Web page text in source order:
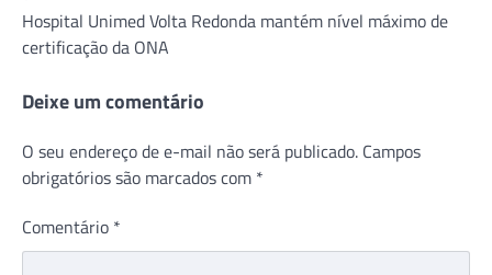
de
Post
Hospital Unimed Volta Redonda mantém nível máximo de
certificação da ONA
Deixe um comentário
O seu endereço de e-mail não será publicado. Campos
obrigatórios são marcados com *
Comentário *